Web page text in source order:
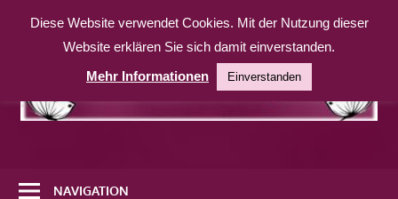
Inhalt
weitereNAVIGATION
Diese Website verwendet Cookies. Mit der Nutzung dieser
Website erklären Sie sich damit einverstanden.
Mehr Informationen
Einverstanden